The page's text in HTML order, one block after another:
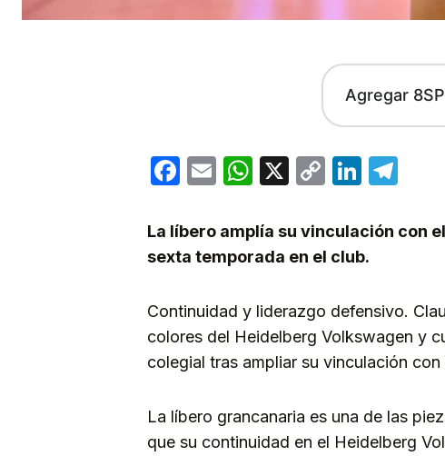
Agregar
Facebook
EmailWhatsApp
X
Copy
La líbero amplía su vinculación con
sexta temporada en el club.
Continuidad y liderazgo defensivo.
colores del Heidelberg Volkswagen y
colegial tras ampliar su vinculación
La líbero grancanaria es una de las
que su continuidad en el Heidelberg